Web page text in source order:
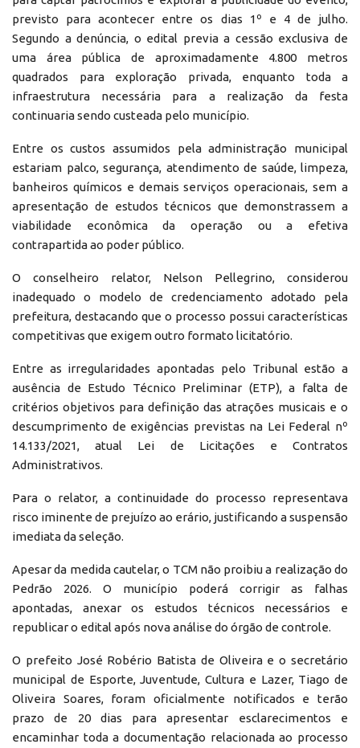
previsto para acontecer entre os dias 1º e 4 de julho.
Segundo a denúncia, o edital previa a cessão exclusiva de
uma área pública de aproximadamente 4.800 metros
quadrados para exploração privada, enquanto toda a
infraestrutura necessária para a realização da festa
continuaria sendo custeada pelo município.
Entre os custos assumidos pela administração municipal
estariam palco, segurança, atendimento de saúde, limpeza,
banheiros químicos e demais serviços operacionais, sem a
apresentação de estudos técnicos que demonstrassem a
viabilidade econômica da operação ou a efetiva
contrapartida ao poder público.
O conselheiro relator, Nelson Pellegrino, considerou
inadequado o modelo de credenciamento adotado pela
prefeitura, destacando que o processo possui características
competitivas que exigem outro formato licitatório.
Entre as irregularidades apontadas pelo Tribunal estão a
ausência de Estudo Técnico Preliminar (ETP), a falta de
critérios objetivos para definição das atrações musicais e o
descumprimento de exigências previstas na Lei Federal nº
14.133/2021, atual Lei de Licitações e Contratos
Administrativos.
Para o relator, a continuidade do processo representava
risco iminente de prejuízo ao erário, justificando a suspensão
imediata da seleção.
Apesar da medida cautelar, o TCM não proibiu a realização do
Pedrão 2026. O município poderá corrigir as falhas
apontadas, anexar os estudos técnicos necessários e
republicar o edital após nova análise do órgão de controle.
O prefeito José Robério Batista de Oliveira e o secretário
municipal de Esporte, Juventude, Cultura e Lazer, Tiago de
Oliveira Soares, foram oficialmente notificados e terão
prazo de 20 dias para apresentar esclarecimentos e
encaminhar toda a documentação relacionada ao processo